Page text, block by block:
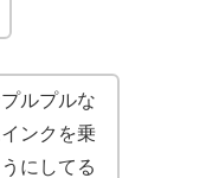
ルプルな
ンクを乗
にしてる